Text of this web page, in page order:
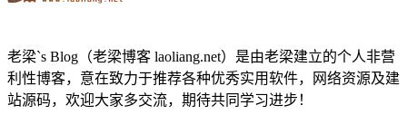
老梁`s Blog（老梁博客 laoliang.net）是由老梁建立的个人非营
利性博客，意在致力于推荐各种优秀实用软件，网络资源及建
站源码，欢迎大家多交流，期待共同学习进步！